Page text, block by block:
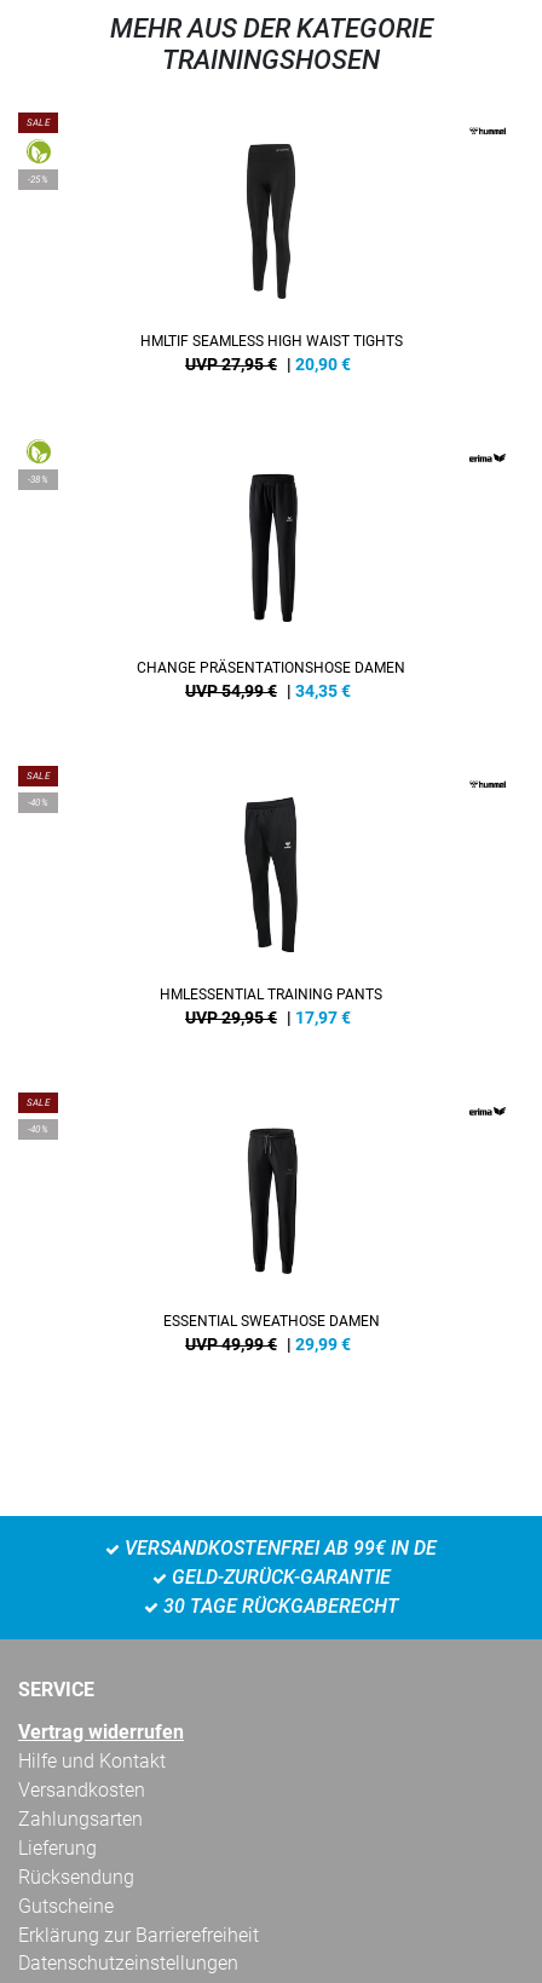
MEHR AUS DER KATEGORIE
TRAININGSHOSEN
SALE
-25%
HMLTIF SEAMLESS HIGH WAIST TIGHTS
UVP 27,95 € | 20,90€
-38%
CHANGE PRÄSENTATIONSHOSE DAMEN
UVP 54,99 € | 34,35€
SALE
-40%
HMLESSENTIAL TRAINING PANTS
UVP 29,95 € | 17,97€
SALE
-40%
ESSENTIAL SWEATHOSE DAMEN
UVP 49,99 € | 29,99€
VERSANDKOSTENFREI AB 99€ IN DE
GELD-ZURÜCK-GARANTIE
30 TAGE RÜCKGABERECHT
SERVICE
Vertrag widerrufen
Hilfe und Kontakt
Versandkosten
Zahlungsarten
Lieferung
Rücksendung
Gutscheine
Erklärung zur Barrierefreiheit
Datenschutzeinstellungen